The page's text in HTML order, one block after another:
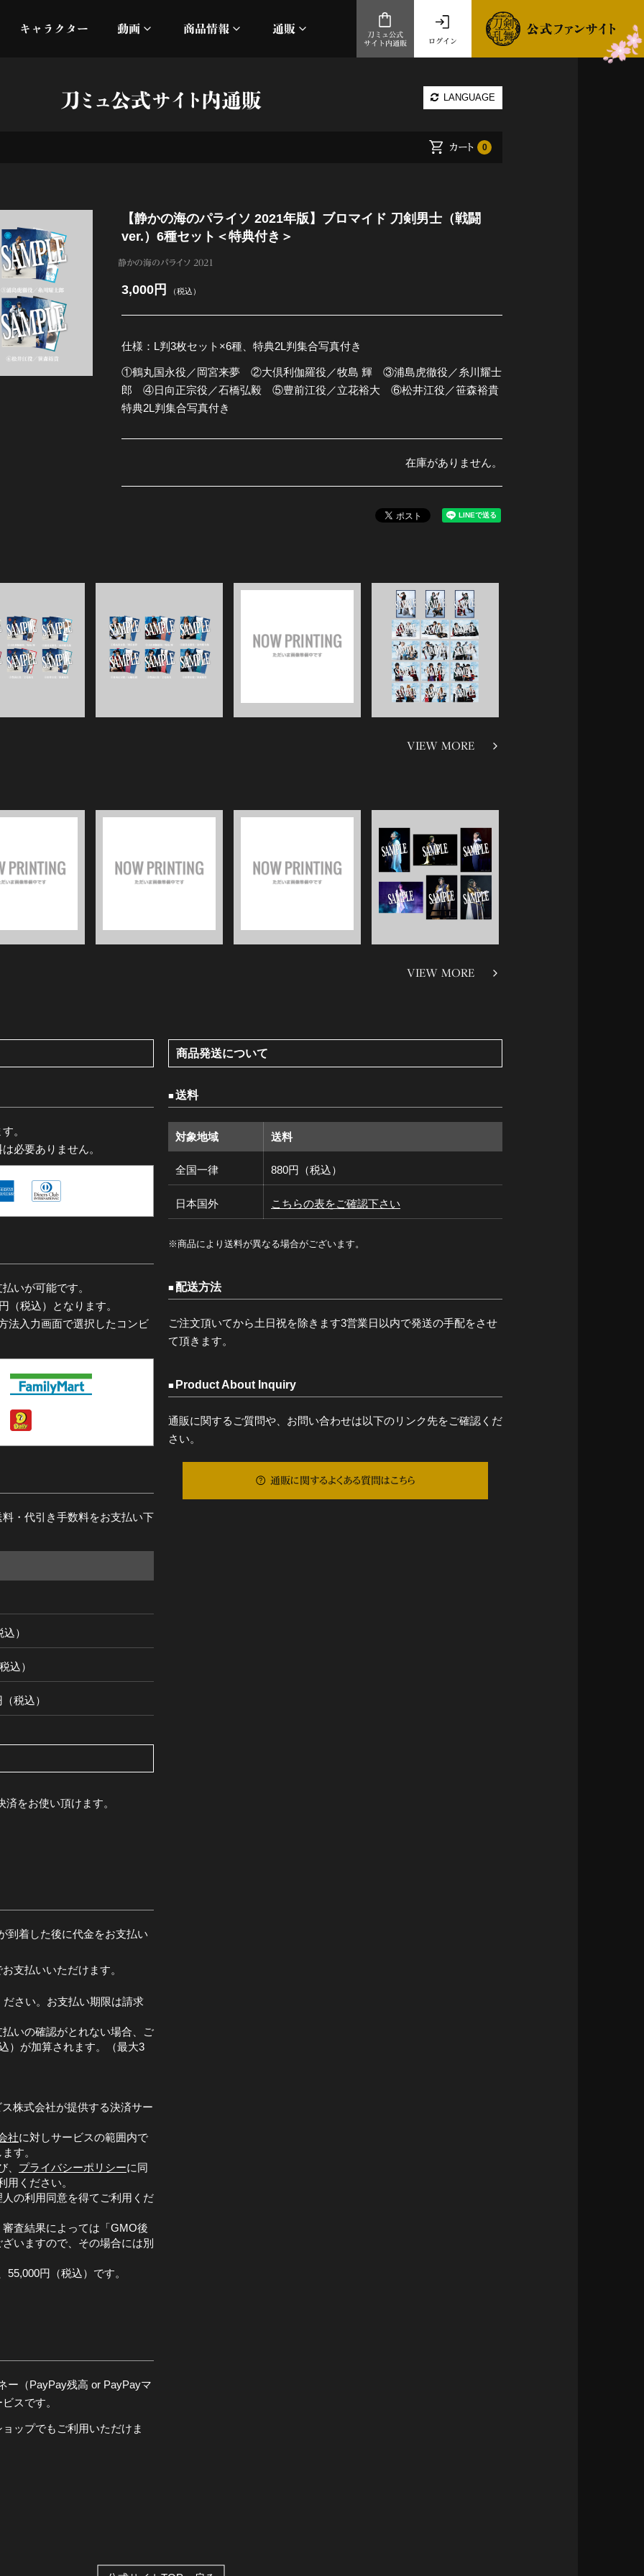
キャラクター 動画
オフィシャルムービー
商品情報
加州清光 単騎出陣 極
静かなる夜半の寝ざめ
十周年記念 乱舞博覧会
全公演グッズ
ディスコグラフィー
通販
ログイン
刀ミュ公式
サイト内通販
刀ミュ公式サイト内通販 LANGUAGE
カート 0
【静かの海のパライソ 2021年版】ブロマイド 刀剣男士（戦闘
ver.）6種セット＜特典付き＞
静かの海のパライソ 2021
3,000円 （税込）
仕様：L判3枚セット×6種、特典2L判集合写真付き
①鶴丸国永役／岡宮来夢 ②大倶利伽羅役／牧島 輝 ③浦島虎徹役／糸川耀士
郎 ④日向正宗役／石橋弘毅 ⑤豊前江役／立花裕大 ⑥松井江役／笹森裕貴
特典2L判集合写真付き
在庫がありません。
VIEW MORE
VIEW MORE
。
必要ありません。
いが可能です。
（税込）となります。
法入力画面で選択したコンビ
・代引き手数料をお支払い下
）
込）
税込）
をお使い頂けます。
到着した後に代金をお支払い
支払いいただけます。
さい。お支払い期限は請求
いの確認がとれない場合、ご
）が加算されます。（最大3
株式会社が提供する決済サー
社に対しサービスの範囲内で
す。
、 プライバシーポリシーに同
ください。
の利用同意を得てご利用くだ
査結果によっては「GMO後
いますので、その場合には別
円（税込）です。
ー（PayPay残高 or PayPayマ
スです。
ップでもご利用いただけま
商品発送について
送料
対象地域 送料
全国一律 880円（税込）
日本国外 こちらの表をご確認下さい
※商品により送料が異なる場合がございます。
配送方法
ご注文頂いてから土日祝を除きます3営業日以内で発送の手配をさせ
て頂きます。
Product About Inquiry
通販に関するご質問や、お問い合わせは以下のリンク先をご確認くだ
さい。
通販に関するよくある質問はこちら